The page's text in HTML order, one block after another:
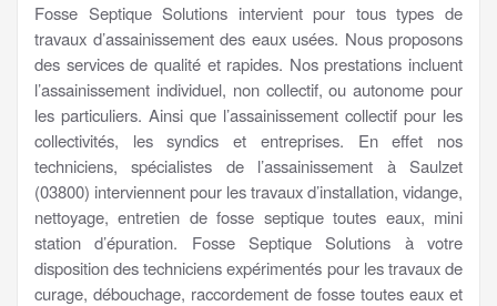
Fosse Septique Solutions intervient pour tous types de
travaux d’assainissement des eaux usées. Nous proposons
des services de qualité et rapides. Nos prestations incluent
l’assainissement individuel, non collectif, ou autonome pour
les particuliers. Ainsi que l’assainissement collectif pour les
collectivités, les syndics et entreprises. En effet nos
techniciens, spécialistes de l’assainissement à Saulzet
(03800) interviennent pour les travaux d’installation, vidange,
nettoyage, entretien de fosse septique toutes eaux, mini
station d’épuration. Fosse Septique Solutions à votre
disposition des techniciens expérimentés pour les travaux de
curage, débouchage, raccordement de fosse toutes eaux et